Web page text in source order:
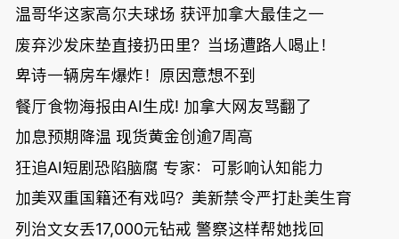
温哥华这家高尔夫球场 获评加拿大最佳之一
废弃沙发床垫直接扔田里？当场遭路人喝止！
卑诗一辆房车爆炸！原因意想不到
餐厅食物海报由AI生成! 加拿大网友骂翻了
加息预期降温 现货黄金创逾7周高
狂追AI短剧恐陷脑腐 专家：可影响认知能力
加美双重国籍还有戏吗？美新禁令严打赴美生育
列治文女丢17,000元钻戒 警察这样帮她找回